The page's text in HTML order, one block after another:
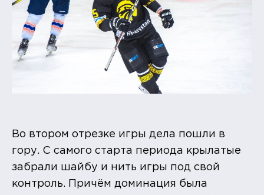
Во втором отрезке игры дела пошли в
гору. С самого старта периода крылатые
забрали шайбу и нить игры под свой
контроль. Причём доминация была